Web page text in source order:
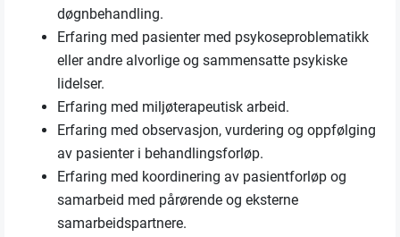
døgnbehandling.
Erfaring med pasienter med psykoseproblematikk
eller andre alvorlige og sammensatte psykiske
lidelser.
Erfaring med miljøterapeutisk arbeid.
Erfaring med observasjon, vurdering og oppfølging
av pasienter i behandlingsforløp.
Erfaring med koordinering av pasientforløp og
samarbeid med pårørende og eksterne
samarbeidspartnere.